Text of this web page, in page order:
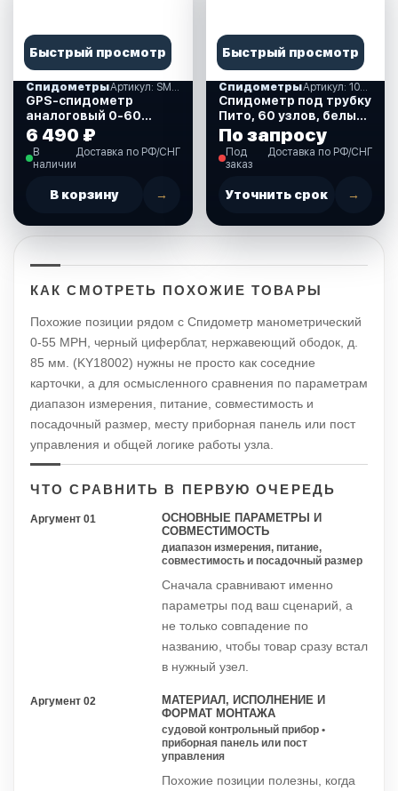
Быстрый просмотр
Спидометры Артикул: SMAGPS060WSMR
GPS-спидометр
аналоговый 0-60
узлов, ,белый
(SMAGPS060WSMR)
6 490 ₽
В
наличии
Доставка по РФ/СНГ
В корзину →
Быстрый просмотр
Спидометры Артикул: 10252263
Спидометр под трубку
Пито, 60 узлов, белый
циферблат.
(10252263)
По запросу
Под
заказ
Доставка по РФ/СНГ
Уточнить срок →
КАК СМОТРЕТЬ ПОХОЖИЕ ТОВАРЫ
Похожие позиции рядом с Спидометр манометрический
0-55 MPH, черный циферблат, нержавеющий ободок, д.
85 мм. (KY18002) нужны не просто как соседние
карточки, а для осмысленного сравнения по параметрам
диапазон измерения, питание, совместимость и
посадочный размер, месту приборная панель или пост
управления и общей логике работы узла.
ЧТО СРАВНИТЬ В ПЕРВУЮ ОЧЕРЕДЬ
Аргумент 01
ОСНОВНЫЕ ПАРАМЕТРЫ И
СОВМЕСТИМОСТЬ
диапазон измерения, питание,
совместимость и посадочный размер
Сначала сравнивают именно
параметры под ваш сценарий, а
не только совпадение по
названию, чтобы товар сразу встал
в нужный узел.
Аргумент 02
МАТЕРИАЛ, ИСПОЛНЕНИЕ И
ФОРМАТ МОНТАЖА
судовой контрольный прибор •
приборная панель или пост
управления
Похожие позиции полезны, когда